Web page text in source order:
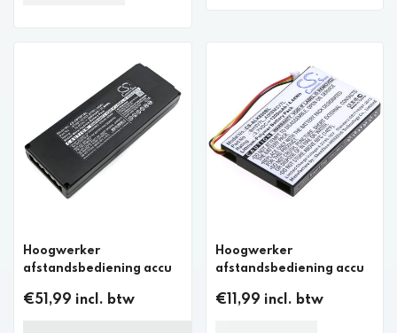
Hoogwerker
afstandsbediening accu
€51,99 incl. btw
Hoogwerker
afstandsbediening accu
€11,99 incl. btw